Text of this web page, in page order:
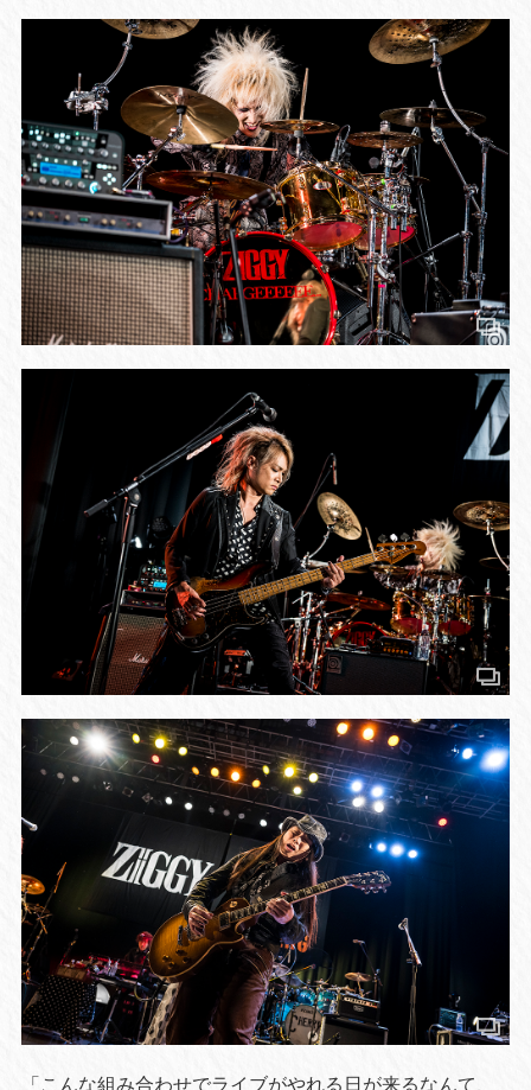
「こんな組み合わせでライブがやれる日が来るなんて、